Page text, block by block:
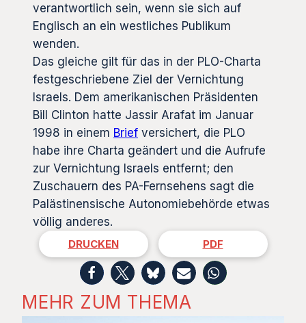
verantwortlich sein, wenn sie sich auf
Englisch an ein westliches Publikum
wenden.
Das gleiche gilt für das in der PLO-Charta
festgeschriebene Ziel der Vernichtung
Israels. Dem amerikanischen Präsidenten
Bill Clinton hatte Jassir Arafat im Januar
1998 in einem Brief versichert, die PLO
habe ihre Charta geändert und die Aufrufe
zur Vernichtung Israels entfernt; den
Zuschauern des PA-Fernsehens sagt die
Palästinensische Autonomiebehörde etwas
völlig anderes.
DRUCKEN PDF
MEHR ZUM THEMA